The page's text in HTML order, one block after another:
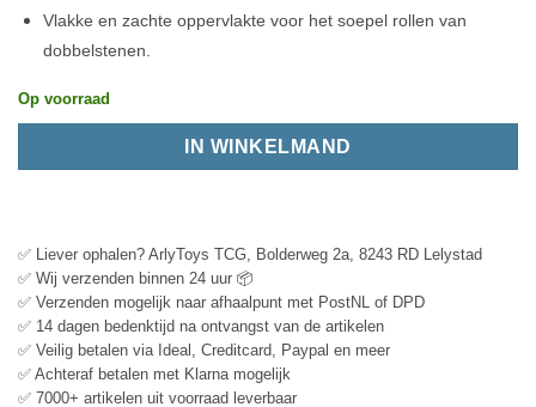
Vlakke en zachte oppervlakte voor het soepel rollen van
dobbelstenen.
Op voorraad
IN WINKELMAND
✅ Liever ophalen? ArlyToys TCG, Bolderweg 2a, 8243 RD Lelystad
✅ Wij verzenden binnen 24 uur 📦
✅ Verzenden mogelijk naar afhaalpunt met PostNL of DPD
✅ 14 dagen bedenktijd na ontvangst van de artikelen
✅ Veilig betalen via Ideal, Creditcard, Paypal en meer
✅ Achteraf betalen met Klarna mogelijk
✅ 7000+ artikelen uit voorraad leverbaar